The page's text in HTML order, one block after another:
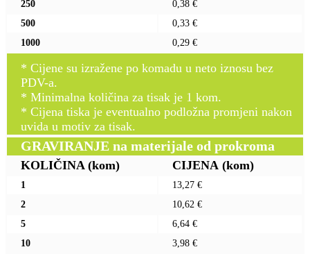
250
0,38 €
500
0,33 €
1000
0,29 €
* Cijene su izražene po komadu u neto iznosu bez
PDV-a.
* Minimalna količina za tisak je 1 kom.
* Cijena tiska je eventualno podložna promjeni nakon
uvida u motiv za tisak.
GRAVIRANJE na materijale od prokroma
KOLIČINA (kom) CIJENA (kom)
1
13,27 €
2
10,62 €
5
6,64 €
10
3,98 €